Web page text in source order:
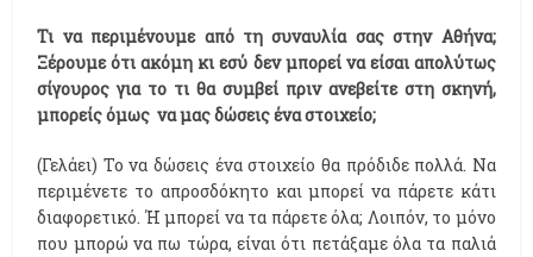
Τι να περιμένουμε από τη συναυλία σας στην Αθήνα;
Ξέρουμε ότι ακόμη κι εσύ δεν μπορεί να είσαι απολύτως
σίγουρος για το τι θα συμβεί πριν ανεβείτε στη σκηνή,
μπορείς όμως να μας δώσεις ένα στοιχείο;
(Γελάει) Το να δώσεις ένα στοιχείο θα πρόδιδε πολλά. Να
περιμένετε το απροσδόκητο και μπορεί να πάρετε κάτι
διαφορετικό. Ή μπορεί να τα πάρετε όλα; Λοιπόν, το μόνο
που μπορώ να πω τώρα, είναι ότι πετάξαμε όλα τα παλιά